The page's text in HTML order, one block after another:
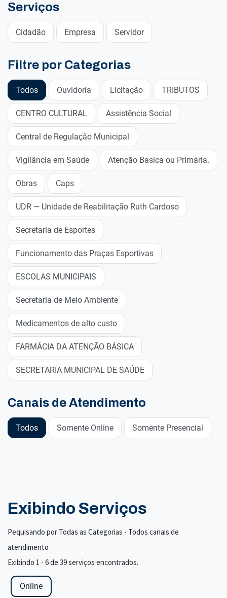
Serviços
Cidadão Empresa Servidor
Filtre por Categorias
Todos Ouvidoria Licitação TRIBUTOS
CENTRO CULTURAL Assistência Social
Central de Regulação Municipal
Vigilância em Saúde Atenção Basica ou Primária.
Obras Caps
UDR — Unidade de Reabilitação Ruth Cardoso
Secretaria de Esportes
Funcionamento das Praças Esportivas
ESCOLAS MUNICIPAIS
Secretaria de Meio Ambiente
Medicamentos de alto custo
FARMÁCIA DA ATENÇÃO BÁSICA
SECRETARIA MUNICIPAL DE SAÚDE
Canais de Atendimento
Todos Somente Online Somente Presencial
Exibindo Serviços
Pequisando por Todas as Categorias - Todos canais de
atendimento
Exibindo 1 - 6 de 39 serviços encontrados.
Online